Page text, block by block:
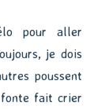
pour aller
je dois
poussent
fonte fait crier